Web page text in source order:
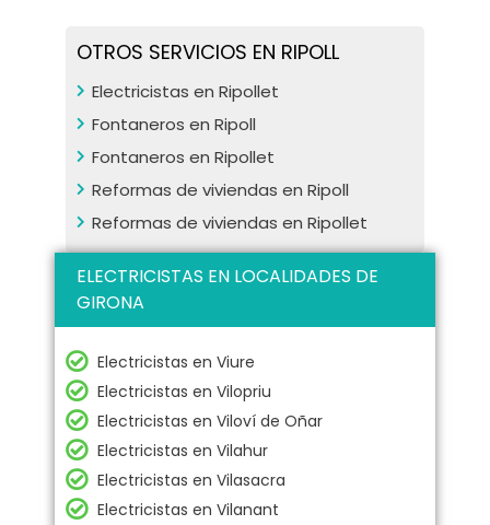
OTROS SERVICIOS EN RIPOLL
Electricistas en Ripollet
Fontaneros en Ripoll
Fontaneros en Ripollet
Reformas de viviendas en Ripoll
Reformas de viviendas en Ripollet
ELECTRICISTAS EN LOCALIDADES DE
GIRONA
Electricistas en Viure
Electricistas en Vilopriu
Electricistas en Viloví de Oñar
Electricistas en Vilahur
Electricistas en Vilasacra
Electricistas en Vilanant